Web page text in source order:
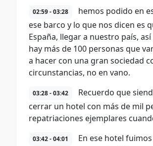
02:59 - 03:28
hemos podido en
ese barco y lo que nos dicen es
España, llegar a nuestro país,
hay más de 100 personas que
a hacer con una gran sociedad
circunstancias, no en vano.
03:28 - 03:42
Recuerdo que
cerrar un hotel con más de mil
repatriaciones ejemplares
03:42 - 04:01
En ese hotel